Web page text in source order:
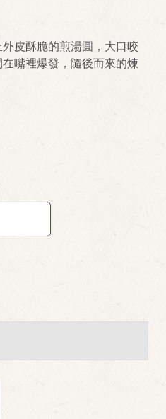
皮酥脆的煎湯圓，大口咬
嘴裡爆發，隨後而來的煉